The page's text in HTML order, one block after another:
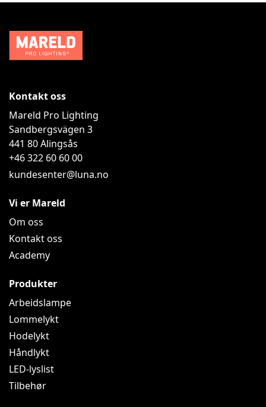
Kontakt oss
Mareld Pro Lighting
Sandbergsvägen 3
441 80Alingsås
+46 322 60 60 00
kundesenter@luna.no
Vi er Mareld
Om oss
Kontakt oss
Academy
Produkter
Arbeidslampe
Lommelykt
Hodelykt
Håndlykt
LED-lyslist
Tilbehør